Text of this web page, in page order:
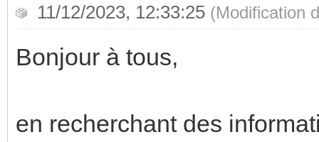
11/12/2023, 12:33:25 (Modification
Bonjour à tous,
en recherchant des